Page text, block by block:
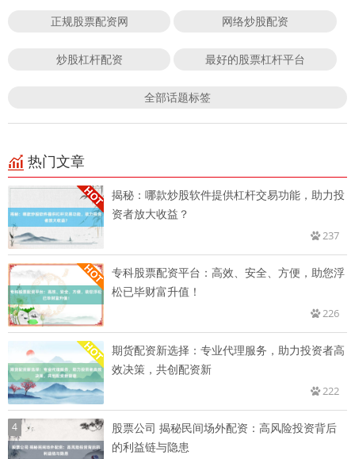
正规股票配资网 网络炒股配资
炒股杠杆配资 最好的股票杠杆平台
全部话题标签
热门文章
揭秘：哪款炒股软件提供杠杆交易功能，助力投
资者放大收益？
237
专科股票配资平台：高效、安全、方便，助您浮
松已毕财富升值！
226
期货配资新选择：专业代理服务，助力投资者高
效决策，共创配资新
222
4
股票公司 揭秘民间场外配资：高风险投资背后
的利益链与隐患